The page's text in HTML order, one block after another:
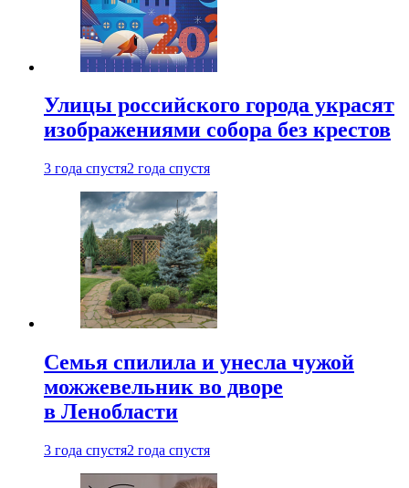
Улицы российского города украсят
изображениями собора без крестов
3 года спустя2 года спустя
Семья спилила и унесла чужой
можжевельник во дворе
в Ленобласти
3 года спустя2 года спустя